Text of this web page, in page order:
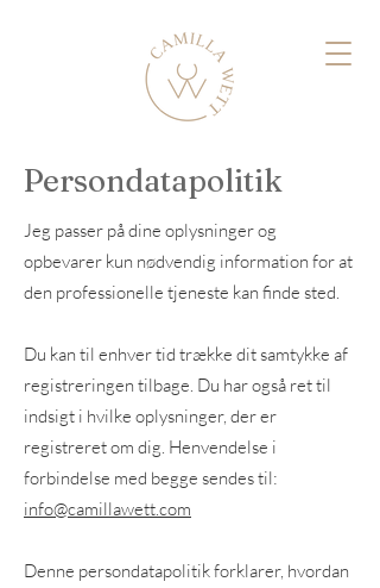
Persondatapolitik
Jeg passer på dine oplysninger og
opbevarer kun nødvendig information for at
den professionelle tjeneste kan finde sted.
Du kan til enhver tid trække dit samtykke af
registreringen tilbage. Du har også ret til
indsigt i hvilke oplysninger, der er
registreret om dig. Henvendelse i
forbindelse med begge sendes til:
info@camillawett.com
Denne persondatapolitik forklarer, hvordan